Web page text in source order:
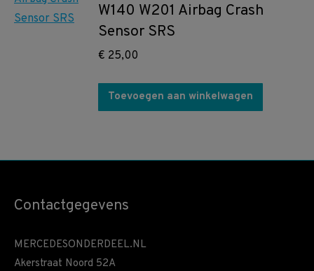
W140 W201 Airbag Crash
Sensor SRS
€ 25,00
Toevoegen aan winkelwagen
Contactgegevens
MERCEDESONDERDEEL.NL
Akerstraat Noord 52A